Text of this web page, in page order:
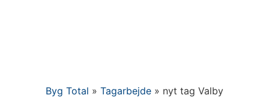
Byg Total » Tagarbejde » nyt tag Valby